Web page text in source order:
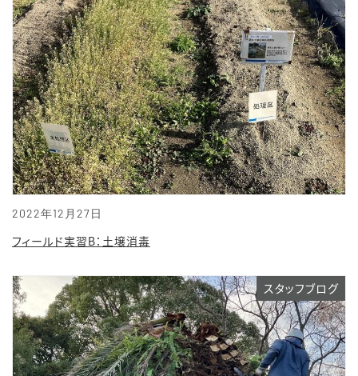
2022年12月27日
フィールド実習B：土壌消毒
スタッフブログ